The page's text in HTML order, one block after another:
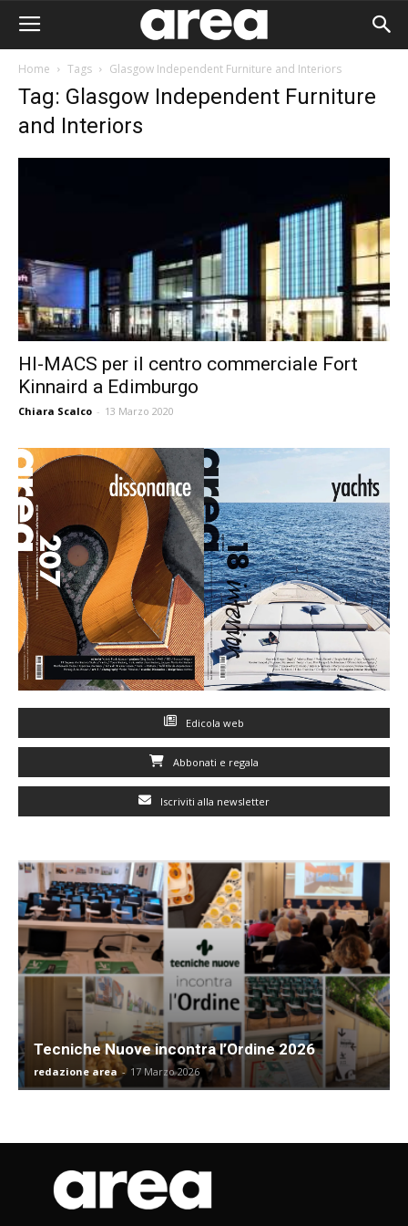
Home Tags Glasgow Independent Furniture and Interiors
Tag: Glasgow Independent Furniture
and Interiors
HI-MACS per il centro commerciale Fort
Kinnaird a Edimburgo
Chiara Scalco - 13 Marzo 2020
Edicola web
Abbonati e regala
Iscriviti alla newsletter
Tecniche Nuove incontra l’Ordine 2026
redazione area - 17 Marzo 2026